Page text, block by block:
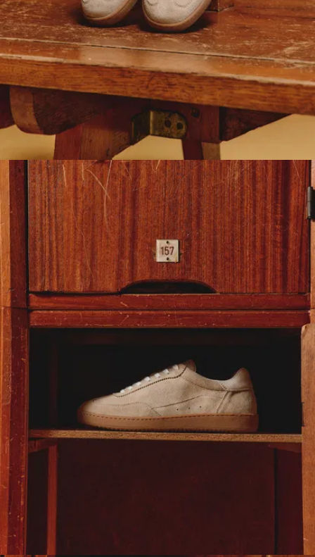
Langlebigkeit
ausgelegt.
Gummi-
Laufsohle , die
Abnutzung und
Stöße locker
wegsteckt
Strobel-
Konstruktion,
geklebt und
genäht , damit die
Sohle bombenfest
sitzt
Flex- und
Abriebprüfungen
mit Bravour
bestanden – für
Kilometer um
Kilometer und alles,
was das Leben
europäische Leder,
ausgewählt nach
Qualität und
Strapazierfähigkeit
– und ihr habt ein
Paar, das jahrelang